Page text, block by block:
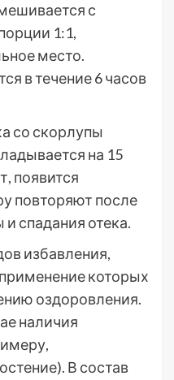
с
1:1,
место.
в течение 6 часов
со скорлупы
на 15
появится
повторяют после
спадания отека.
избавления,
которых
оздоровления.
наличия
В состав